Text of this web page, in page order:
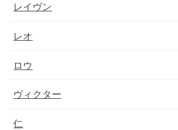
レイヴン
レオ
ロウ
ヴィクター
仁